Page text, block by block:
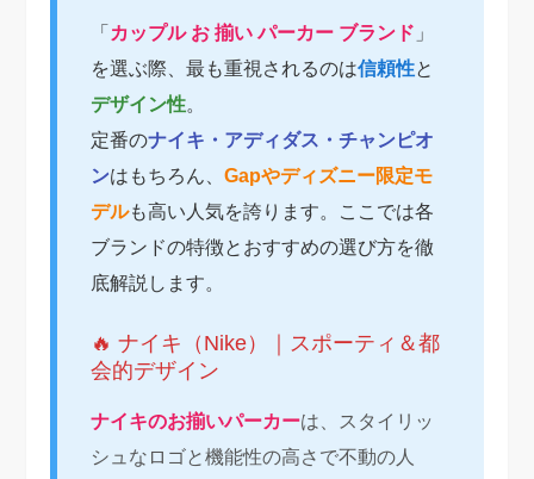
「 カップル お 揃い パーカー ブランド 」
を選ぶ際、最も重視されるのは信頼性と
デザイン性。
定番のナイキ・アディダス・チャンピオ
ンはもちろん、Gapやディズニー限定モ
デルも高い人気を誇ります。ここでは各
ブランドの特徴とおすすめの選び方を徹
底解説します。
🔥 ナイキ（Nike）｜スポーティ＆都
会的デザイン
ナイキのお揃いパーカーは、スタイリッ
シュなロゴと機能性の高さで不動の人